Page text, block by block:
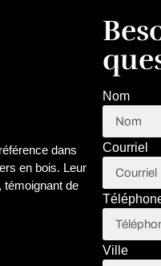
dans
en bois. Leur
témoignant de
Nom
Courriel
Ville